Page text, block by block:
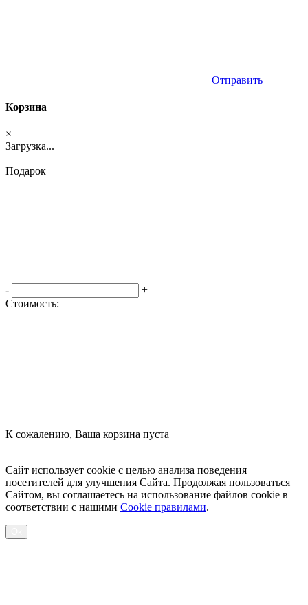
Отправить
Корзина
×
Загрузка...
Подарок
-
+
Стоимость:
К сожалению, Ваша корзина пуста
Сайт использует cookie с целью анализа поведения
посетителей для улучшения Сайта. Продолжая пользоваться
Сайтом, вы соглашаетесь на использование файлов cookie в
соответствии с нашими Cookiе правилами.